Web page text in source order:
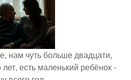
нам чуть больше двадцати,
есть маленький ребёнок -